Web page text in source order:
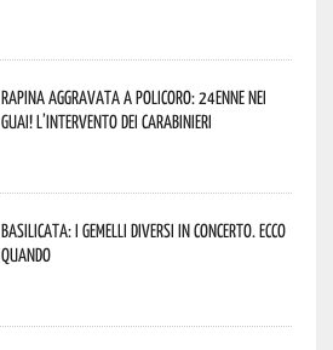
Rapina aggravata a Policoro: 24enne nei
guai! L’intervento dei Carabinieri
Basilicata: i Gemelli DiVersi in concerto. Ecco
quando